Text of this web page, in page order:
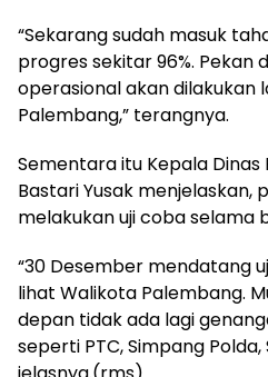
“Sekarang sudah masuk
progres sekitar 96%. Pekan
operasional akan dilakukan
Palembang,” terangnya.
Sementara itu Kepala Dinas
Bastari Yusak menjelaskan,
melakukan uji coba selama
“30 Desember mendatang
lihat Walikota Palembang.
depan tidak ada lagi
seperti PTC, Simpang Polda,